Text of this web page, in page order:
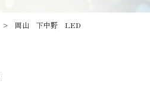
岡山 下中野 LED